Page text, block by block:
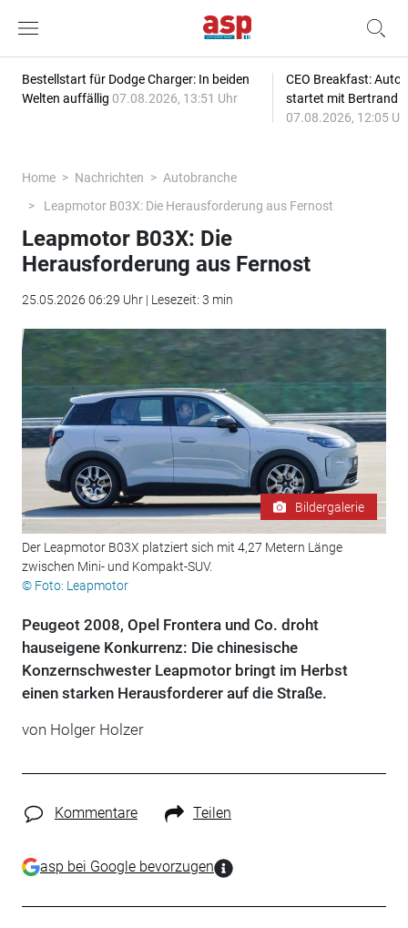
Bestellstart für Dodge Charger: In beiden
Welten auffällig 07.08.2026, 13:51 Uhr
CEO Breakfast:
startet mit Bertrand
07.08.2026, 12:05
Home Nachrichten
Autobranche
Leapmotor B03X: Die Herausforderung aus Fernost
Leapmotor B03X: Die
Herausforderung aus Fernost
25.05.2026 06:29 Uhr | Lesezeit: 3 min
Bildergalerie
Der Leapmotor B03X platziert sich mit 4,27 Metern Länge
zwischen Mini- und Kompakt-SUV.
© Foto: Leapmotor
Peugeot 2008, Opel Frontera und Co. droht
hauseigene Konkurrenz: Die chinesische
Konzernschwester Leapmotor bringt im Herbst
einen starken Herausforderer auf die Straße.
von Holger Holzer
Kommentare Teilen
asp bei Google bevorzugen